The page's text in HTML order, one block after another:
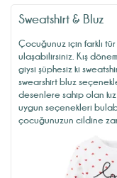
Sweatshirt & Bluz
Çocuğunuz için farklı
ulaşabilirsiniz. Kış
giysi şüphesiz ki
swearshirt bluz
desenlere sahip olan
uygun seçenekleri
çocuğunuzun cildine